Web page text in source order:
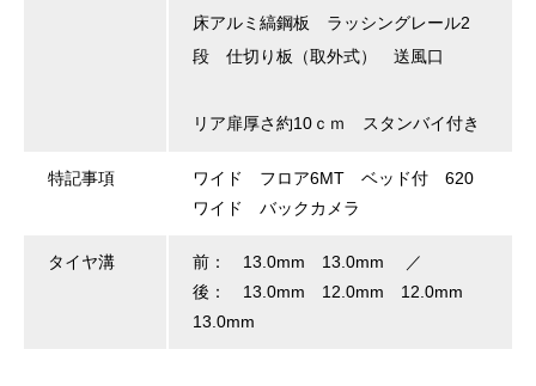
床アルミ縞鋼板 ラッシングレール2
段 仕切り板（取外式） 送風口
リア扉厚さ約10ｃｍ スタンバイ付き
特記事項
ワイド フロア6MT ベッド付 620
ワイド バックカメラ
タイヤ溝
前： 13.0mm 13.0mm ／
後： 13.0mm 12.0mm 12.0mm
13.0mm